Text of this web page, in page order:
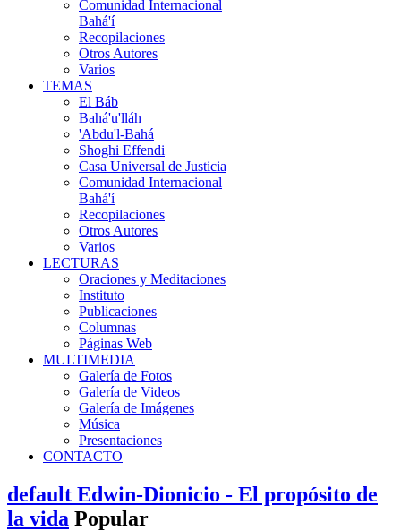
Comunidad Internacional
Bahá'í
Recopilaciones
Otros Autores
Varios
TEMAS
El Báb
Bahá'u'lláh
'Abdu'l-Bahá
Shoghi Effendi
Casa Universal de Justicia
Comunidad Internacional
Bahá'í
Recopilaciones
Otros Autores
Varios
LECTURAS
Oraciones y Meditaciones
Instituto
Publicaciones
Columnas
Páginas Web
MULTIMEDIA
Galería de Fotos
Galería de Videos
Galería de Imágenes
Música
Presentaciones
CONTACTO
default Edwin-Dionicio - El propósito de
la vida Popular